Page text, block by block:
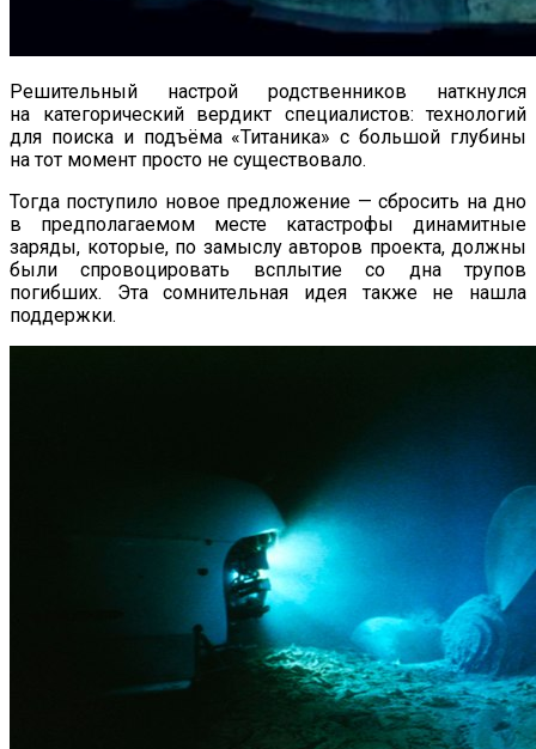
Решительный настрой родственников наткнулся
на категорический вердикт специалистов: технологий
для поиска и подъёма «Титаника» с большой глубины
на тот момент просто не существовало.
Тогда поступило новое предложение — сбросить на дно
в предполагаемом месте катастрофы динамитные
заряды, которые, по замыслу авторов проекта, должны
были спровоцировать всплытие со дна трупов
погибших. Эта сомнительная идея также не нашла
поддержки.